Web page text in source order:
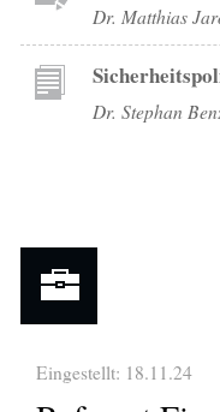
Dr. Matthias
Dr. Stephan
Eingestellt: 18.11.24